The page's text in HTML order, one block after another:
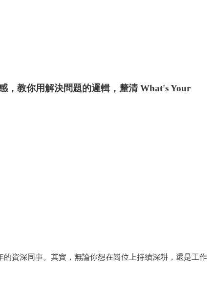
，教你用解決問題的邏輯，釐清 What's Your
資深同事。其實，無論你想在崗位上持續深耕，還是工作